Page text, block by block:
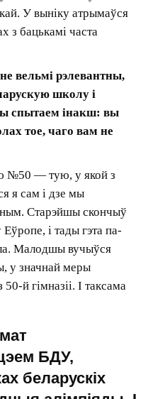
і самай галоўнай
бы
скончылі
пра
школы яшчэ
сістэма
сыну цяпер 18.
і ў Латвіі.
было 12. Ішоў
вучыцца
А ў сёмы клас
школу Exupery з
мове. Асноўны яе
сем’яў, таму
меры была